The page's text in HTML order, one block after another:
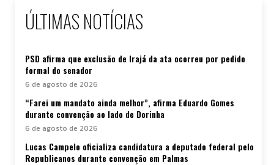
ÚLTIMAS NOTÍCIAS
PSD afirma que exclusão de Irajá da ata ocorreu por pedido
formal do senador
6 de agosto de 2026
“Farei um mandato ainda melhor”, afirma Eduardo Gomes
durante convenção ao lado de Dorinha
6 de agosto de 2026
Lucas Campelo oficializa candidatura a deputado federal pelo
Republicanos durante convenção em Palmas